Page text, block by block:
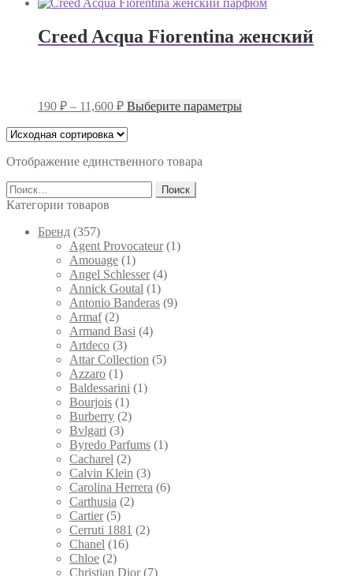
Creed Acqua Fiorentina женский
190 ₽ – 11,600 ₽Диапазон
190 ₽
11,600 ₽
Выберите параметрыЭтот
Отображение единственного товара
Найти:
Категории товаров
Брeнд (357)
Agent Provocateur (1)
Amouage (1)
Angel Schlesser (4)
Annick Goutal (1)
Antonio Banderas (9)
Armaf (2)
Armand Basi (4)
Artdeco (3)
Attar Collection (5)
Azzaro (1)
Baldessarini (1)
Bourjois (1)
Burberry (2)
Bvlgari (3)
Byredo Parfums (1)
Cacharel (2)
Calvin Klein (3)
Carolina Herrera (6)
Carthusia (2)
Cartier (5)
Cerruti 1881 (2)
Chanel (16)
Chloe (2)
Christian Dior (7)